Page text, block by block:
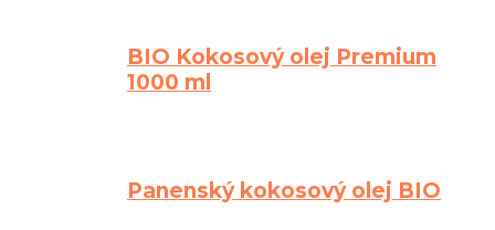
BIO Kokosový olej Premium
1000 ml
Panenský kokosový olej BIO